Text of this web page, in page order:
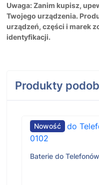
Uwaga: Zanim kupisz,
Twojego urządzenia.
urządzeń, części i marek
identyfikacji.
Produkty
Nowość
Baterie do